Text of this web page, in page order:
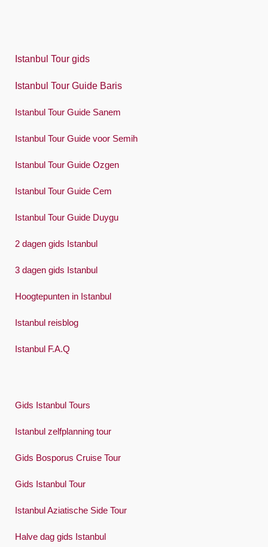
Italiano
Русский
Español
Swedish
Türkçe
Istanbul Tour gids
Istanbul Tour Guide Baris
Istanbul Tour Guide Sanem
Istanbul Tour Guide voor Semih
Istanbul Tour Guide Ozgen
Istanbul Tour Guide Cem
Istanbul Tour Guide Duygu
2 dagen gids Istanbul
3 dagen gids Istanbul
Hoogtepunten in Istanbul
Istanbul reisblog
Istanbul F.A.Q
Gids Istanbul Tours
Istanbul zelfplanning tour
Gids Bosporus Cruise Tour
Gids Istanbul Tour
Istanbul Aziatische Side Tour
Halve dag gids Istanbul